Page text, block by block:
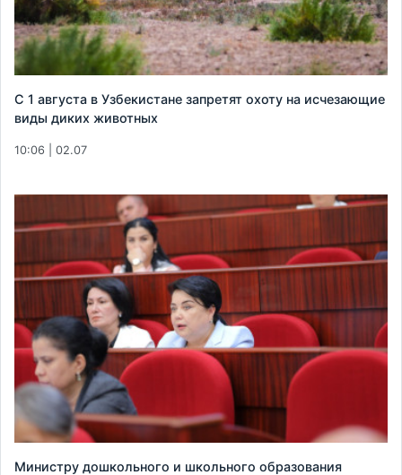
С 1 августа в Узбекистане запретят охоту на исчезающие
виды диких животных
10:06 | 02.07
Министру дошкольного и школьного образования